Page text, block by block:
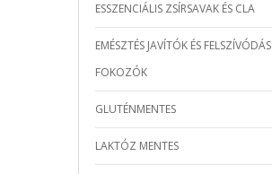
ESSZENCIÁLIS ZSÍRSAVAK ÉS CLA
EMÉSZTÉS JAVÍTÓK ÉS FELSZÍVÓDÁS
FOKOZÓK
GLUTÉNMENTES
LAKTÓZ MENTES